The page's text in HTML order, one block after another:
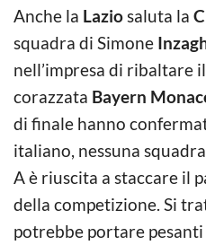
Anche la Laziosaluta la
squadra di Simone
nell’impresa di ribaltare
corazzata Bayern
di finale hanno
italiano, nessuna
A è riuscita a staccare il
della competizione. Si
potrebbe portare